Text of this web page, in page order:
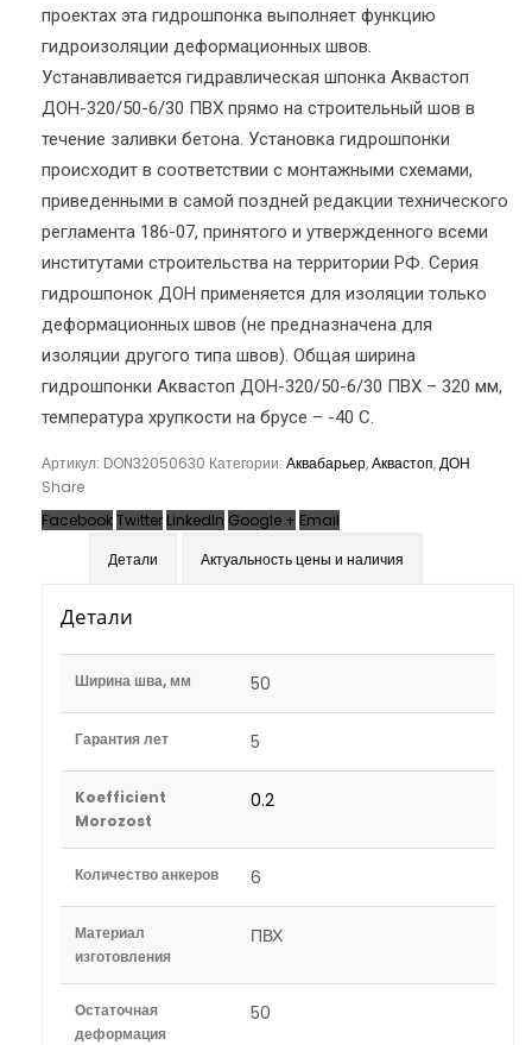
проектах эта гидрошпонка выполняет функцию
гидроизоляции деформационных швов.
Устанавливается гидравлическая шпонка Аквастоп
ДОН-320/50-6/30 ПВХ прямо на строительный шов в
течение заливки бетона. Установка гидрошпонки
происходит в соответствии с монтажными схемами,
приведенными в самой поздней редакции технического
регламента 186-07, принятого и утвержденного всеми
институтами строительства на территории РФ. Серия
гидрошпонок ДОН применяется для изоляции только
деформационных швов (не предназначена для
изоляции другого типа швов). Общая ширина
гидрошпонки Аквастоп ДОН-320/50-6/30 ПВХ – 320 мм,
температура хрупкости на брусе – -40 С.
Артикул: DON32050630 Категории: Аквабарьер,Аквастоп,ДОН
Share
FacebookTwitter LinkedIn Google + Email
Детали
Актуальность цены и наличия
Детали
Ширина шва, мм 50
Гарантия лет 5
Koefficient
Morozost
0.2
Количество анкеров 6
Материал
изготовления
ПВХ
Остаточная
деформация
50